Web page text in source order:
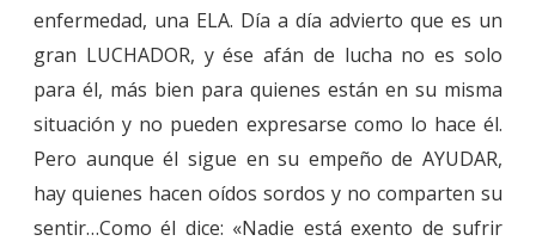
enfermedad, una ELA. Día a día advierto que es un
gran LUCHADOR, y ése afán de lucha no es solo
para él, más bien para quienes están en su misma
situación y no pueden expresarse como lo hace él.
Pero aunque él sigue en su empeño de AYUDAR,
hay quienes hacen oídos sordos y no comparten su
sentir…Como él dice: «Nadie está exento de sufrir